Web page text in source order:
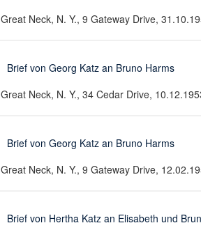
Great Neck, N. Y., 9 Gateway Drive,
Brief von Georg Katz an Bruno Harms
Great Neck, N. Y., 34 Cedar Drive,
Brief von Georg Katz an Bruno Harms
Great Neck, N. Y., 9 Gateway Drive,
Brief von Hertha Katz an Elisabeth und